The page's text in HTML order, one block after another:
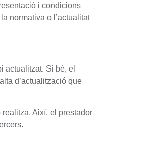
i condicions
normativa o l’actualitat
actualitzat. Si bé, el
d’actualització que
Així, el prestador